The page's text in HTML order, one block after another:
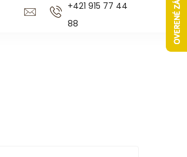
KUCHYŇA KÚPEĽŇA
+421 915 77 44
88